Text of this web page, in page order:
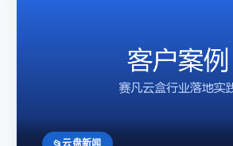
云盘新闻